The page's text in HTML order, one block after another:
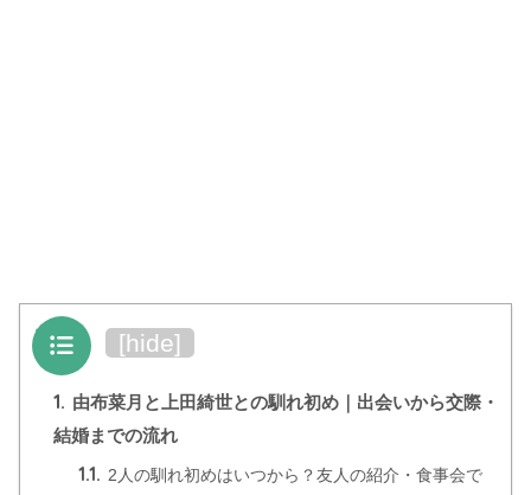
目次 [hide]
1. 由布菜月と上田綺世との馴れ初め｜出会いから交際・
結婚までの流れ
1.1. 2人の馴れ初めはいつから？友人の紹介・食事会で